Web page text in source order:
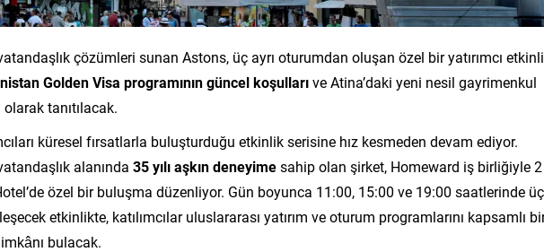
çözümleri sunan Astons, üç ayrı oturumdan oluşan özel bir yatırımcı
Golden Visa programının güncel koşullarıve Atina’daki yeni nesil gayrimenkul
olarak tanıtılacak.
küresel fırsatlarla buluşturduğu etkinlik serisine hız kesmeden devam ediyor.
alanında 35 yılı aşkın deneyimesahip olan şirket, Homeward iş birliğiyle 2
özel bir buluşma düzenliyor. Gün boyunca 11:00, 15:00 ve 19:00 saatlerinde üç
etkinlikte, katılımcılar uluslararası yatırım ve oturum programlarını kapsamlı
bulacak.